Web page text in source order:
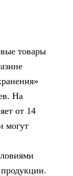
товары
На
от 14
могут